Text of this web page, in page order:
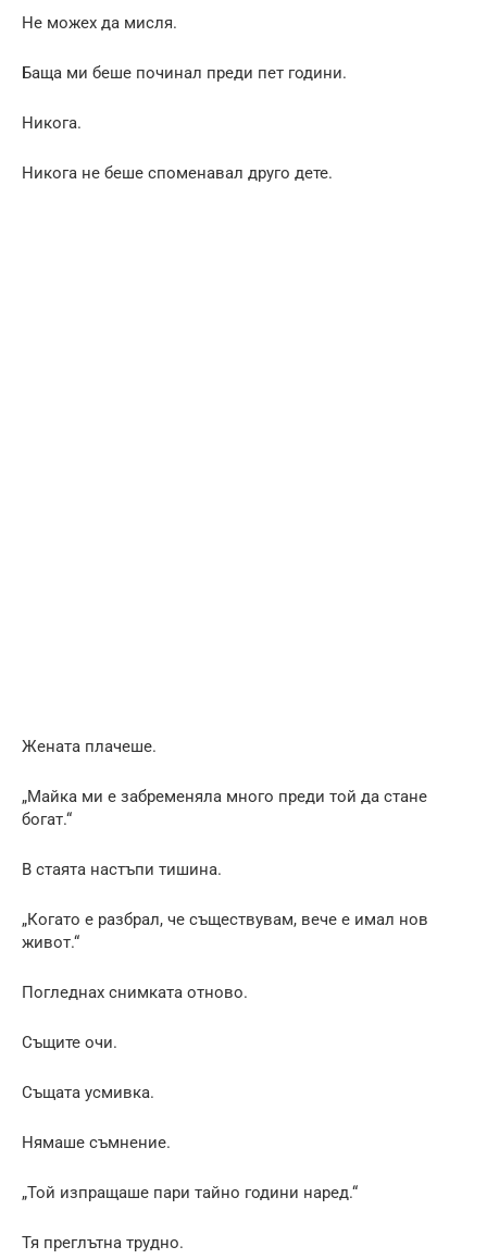
Не можех да мисля.
Баща ми беше починал преди пет години.
Никога.
Никога не беше споменавал друго дете.
Жената плачеше.
„Майка ми е забременяла много преди той да стане
богат.“
В стаята настъпи тишина.
„Когато е разбрал, че съществувам, вече е имал нов
живот.“
Погледнах снимката отново.
Същите очи.
Същата усмивка.
Нямаше съмнение.
„Той изпращаше пари тайно години наред.“
Тя преглътна трудно.